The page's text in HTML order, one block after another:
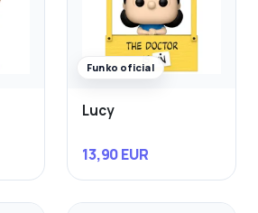
Funko oficial
Lucy
13,90 EUR